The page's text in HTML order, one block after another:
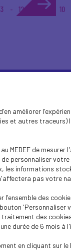
12 10
légales
améliorer
et autres traceurs)
MEDEF de mesurer
personnaliser
les informations
pas votre
l'ensemble des
'Personnaliser
des
durée de 6 mois à
en cliquant sur le